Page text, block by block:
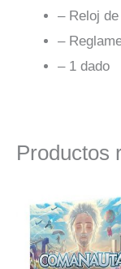
– Reloj
–
– 1 dado
Productos